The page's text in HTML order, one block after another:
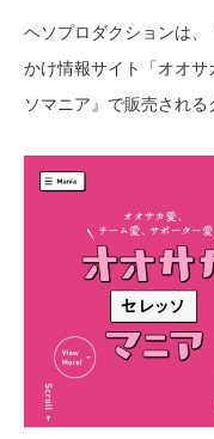
ヘソプロダクションは
かけ情報サイト「オオ
ソマニア』で販売される